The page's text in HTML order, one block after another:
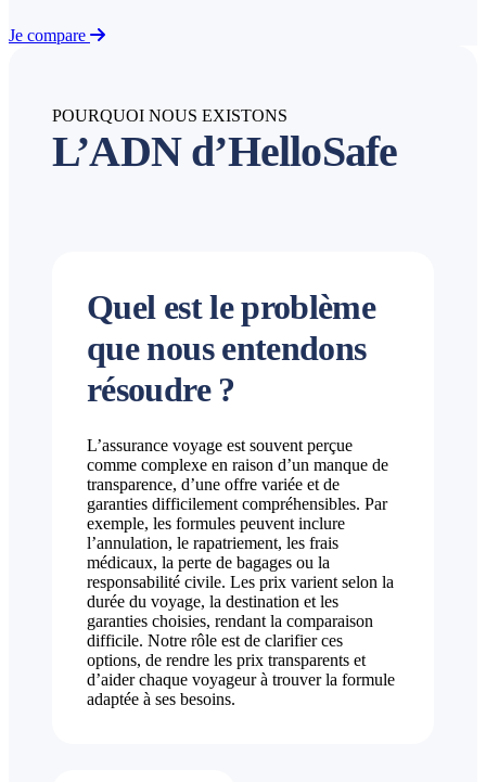
Je compare
POURQUOI NOUS EXISTONS
L’ADN d’HelloSafe
Quel est le problème
que nous entendons
résoudre ?
L’assurance voyage est souvent perçue
comme complexe en raison d’un manque de
transparence, d’une offre variée et de
garanties difficilement compréhensibles. Par
exemple, les formules peuvent inclure
l’annulation, le rapatriement, les frais
médicaux, la perte de bagages ou la
responsabilité civile. Les prix varient selon la
durée du voyage, la destination et les
garanties choisies, rendant la comparaison
difficile. Notre rôle est de clarifier ces
options, de rendre les prix transparents et
d’aider chaque voyageur à trouver la formule
adaptée à ses besoins.